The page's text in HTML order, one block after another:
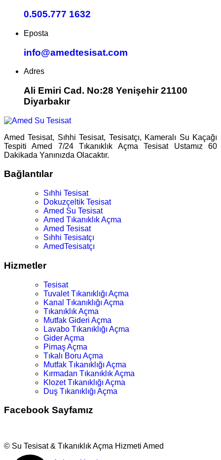
0.505.777 1632
Eposta
info@amedtesisat.com
Adres
Ali Emiri Cad. No:28 Yenişehir 21100
Diyarbakır
Amed Tesisat, Sıhhi Tesisat, Tesisatçı, Kameralı Su Kaçağı
Tespiti Amed 7/24 Tıkanıklık Açma Tesisat Ustamız 60
Dakikada Yanınızda Olacaktır.
Bağlantılar
Sıhhi Tesisat
Dokuzçeltik Tesisat
Amed Su Tesisat
Amed Tıkanıklık Açma
Amed Tesisat
Sıhhi Tesisatçı
AmedTesisatçı
Hizmetler
Tesisat
Tuvalet Tıkanıklığı Açma
Kanal Tıkanıklığı Açma
Tıkanıklık Açma
Mutfak Gideri Açma
Lavabo Tıkanıklığı Açma
Gider Açma
Pimaş Açma
Tıkalı Boru Açma
Mutfak Tıkanıklığı Açma
Kırmadan Tıkanıklık Açma
Klozet Tıkanıklığı Açma
Duş Tıkanıklığı Açma
Facebook Sayfamız
© Su Tesisat & Tıkanıklık Açma Hizmeti Amed